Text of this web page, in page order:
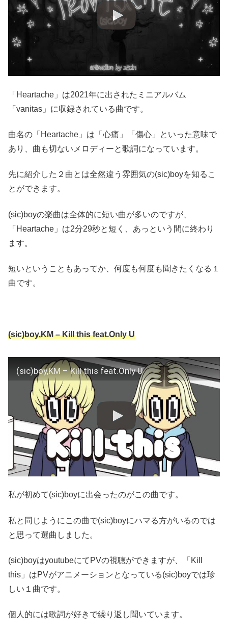
「Heartache」は2021年に出されたミニアルバム
「vanitas」に収録されている曲です。
曲名の「Heartache」は「心痛」「傷心」といった意味で
あり、曲も切ないメロディーと歌詞になっています。
先に紹介した２曲とは全然違う雰囲気の(sic)boyを知るこ
とができます。
(sic)boyの楽曲は全体的に短い曲が多いのですが、
「Heartache」は2分29秒と短く、あっという間に終わり
ます。
短いということもあってか、何度も何度も聞きたくなる１
曲です。
(sic)boy,KM – Kill this feat.Only U
(sic)boy,KM – Kill this feat.Only U
私が初めて(sic)boyに出会ったのがこの曲です。
私と同じようにこの曲で(sic)boyにハマる方がいるのでは
と思って選曲しました。
(sic)boyはyoutubeにてPVの視聴ができますが、「Kill
this」はPVがアニメーションとなっている(sic)boyでは珍
しい１曲です。
個人的には歌詞が好きで繰り返し聞いています。